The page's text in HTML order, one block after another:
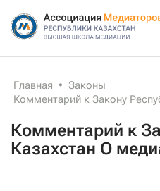
Главная • Законы
Комментарий к Закону
Комментарий к
Казахстан О